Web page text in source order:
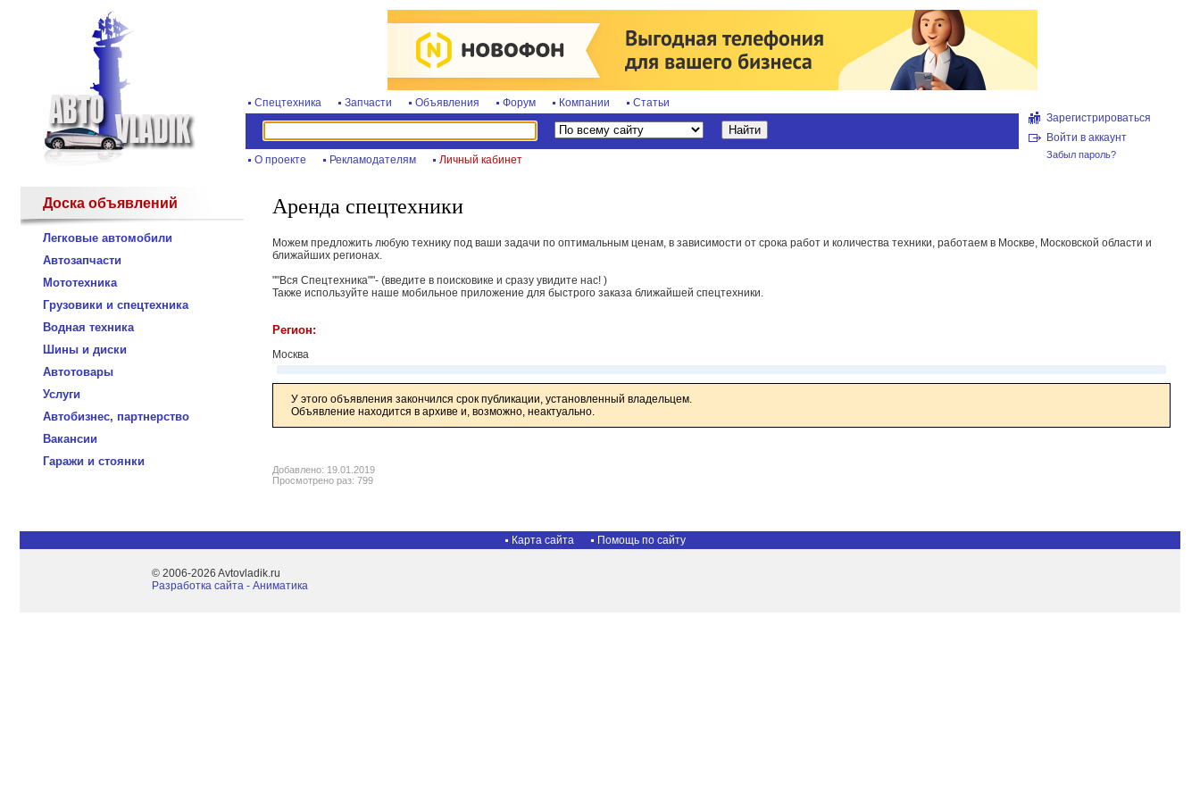
Спецтехника Запчасти Объявления Форум Компании Статьи
О проекте Рекламодателям Личный кабинет
Зарегистрироваться
Войти в аккаунт
Забыл пароль?
Доска объявлений
Легковые автомобили
Автозапчасти
Мототехника
Грузовики и спецтехника
Водная техника
Шины и диски
Автотовары
Услуги
Автобизнес, партнерство
Вакансии
Гаражи и стоянки
Аренда спецтехники
Можем предложить любую технику под ваши задачи по оптимальным ценам, в зависимости от срока работ и количества техники, работаем в Москве, Московской области и
ближайших регионах.
""Вся Спецтехника""- (введите в поисковике и сразу увидите нас! )
Также используйте наше мобильное приложение для быстрого заказа ближайшей спецтехники.
Регион:
Москва
У этого объявления закончился срок публикации, установленный владельцем.
Объявление находится в архиве и, возможно, неактуально.
Добавлено: 19.01.2019
Просмотрено раз: 799
Карта сайта Помощь по сайту
© 2006-2026 Avtovladik.ru
Разработка сайта - Aниматика